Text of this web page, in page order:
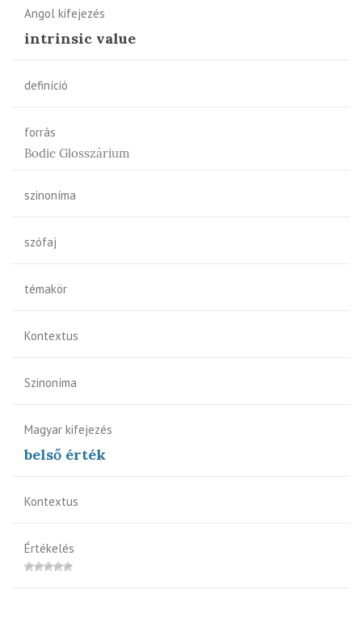
Angol kifejezés
intrinsic value
definíció
forrás
Bodie Glosszárium
szinoníma
szófaj
témakör
Kontextus
Szinoníma
Magyar kifejezés
belső érték
Kontextus
Értékelés